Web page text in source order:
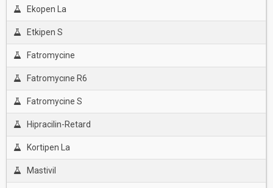
Ekopen La
Etkipen S
Fatromycine
Fatromycıne R6
Fatromycine S
Hipracilin-Retard
Kortipen La
Mastivil